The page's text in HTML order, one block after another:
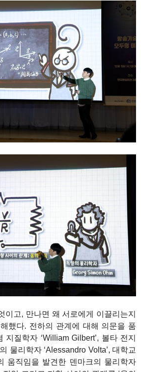
이고, 만나면 왜 서로에게 이끌리는지
했다. 전하의 관계에 대해 의문을 품
질학자 ‘William Gilbert’, 볼타 전지
물리학자 ‘Alessandro Volta’, 대학교
움직임을 발견한 덴마크의 물리학자